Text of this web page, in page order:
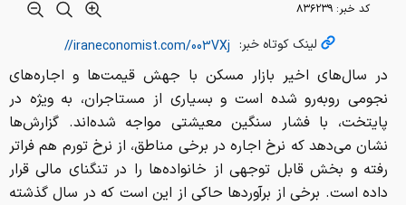
کد خبر: ۸۳۶۲۳۹
لینک کوتاه خبر:
در سال‌های اخیر بازار مسکن با جهش قیمت‌ها و اجاره‌های
نجومی روبه‌رو شده است و بسیاری از مستاجران، به ویژه در
پایتخت، با فشار سنگین معیشتی مواجه شده‌اند. گزارش‌ها
نشان می‌دهد که نرخ اجاره در برخی مناطق، از نرخ تورم هم فراتر
رفته و بخش قابل توجهی از خانواده‌ها را در تنگنای مالی قرار
داده است. برخی از برآوردها حاکی از این است که در سال گذشته